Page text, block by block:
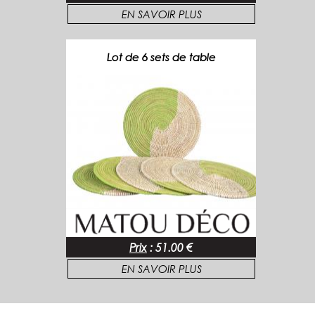
EN SAVOIR PLUS
Lot de 6 sets de table
Prix : 51.00 €
EN SAVOIR PLUS